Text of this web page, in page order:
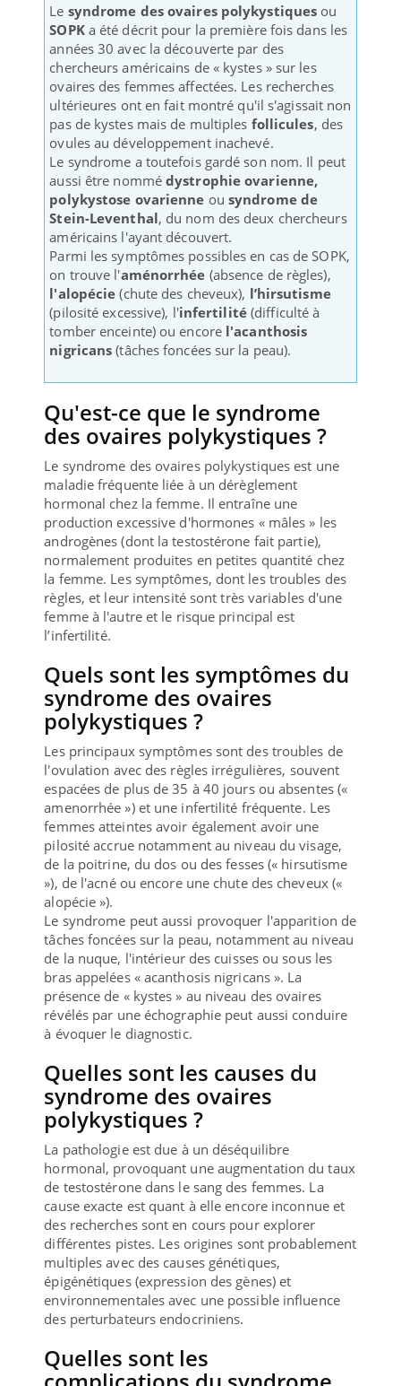
Le syndrome des ovaires polykystiques ou
SOPKa été décrit pour la première fois dans les
années 30 avec la découverte par des
chercheurs américains de « kystes » sur les
ovaires des femmes affectées. Les recherches
ultérieures ont en fait montré qu'il s'agissait non
pas de kystes mais de multiples follicules, des
ovules au développement inachevé.
Le syndrome a toutefois gardé son nom. Il peut
aussi être nommédystrophie ovarienne,
polykystose ovarienne ou syndrome de
Stein-Leventhal, du nom des deux chercheurs
américains l'ayant découvert.
Parmi les symptômes possibles en cas de SOPK,
on trouve l'aménorrhée (absence de règles),
l'alopécie (chute des cheveux), l’hirsutisme
(pilosité excessive), l'infertilité(difficulté à
tomber enceinte) ou encore l'acanthosis
nigricans (tâches foncées sur la peau).
Qu'est-ce que le syndrome
des ovaires polykystiques ?
Le syndrome des ovaires polykystiques est une
maladie fréquente liée à un dérèglement
hormonal chez la femme. Il entraîne une
production excessive d'hormones « mâles » les
androgènes (dont la testostérone fait partie),
normalement produites en petites quantité chez
la femme. Les symptômes, dont les troubles des
règles, et leur intensité sont très variables d'une
femme à l'autre et le risque principal est
l’infertilité.
Quels sont les symptômes du
syndrome des ovaires
polykystiques ?
Les principaux symptômes sont des troubles de
l'ovulation avec des règles irrégulières, souvent
espacées de plus de 35 à 40 jours ou absentes («
amenorrhée ») et une infertilité fréquente. Les
femmes atteintes avoir également avoir une
pilosité accrue notamment au niveau du visage,
de la poitrine, du dos ou des fesses (« hirsutisme
»), de l'acné ou encore une chute des cheveux («
alopécie »).
Le syndrome peut aussi provoquer l'apparition de
tâches foncées sur la peau, notamment au niveau
de la nuque, l'intérieur des cuisses ou sous les
bras appelées « acanthosis nigricans ». La
présence de « kystes » au niveau des ovaires
révélés par une échographie peut aussi conduire
à évoquer le diagnostic.
Quelles sont les causes du
syndrome des ovaires
polykystiques ?
La pathologie est due à un déséquilibre
hormonal, provoquant une augmentation du taux
de testostérone dans le sang des femmes. La
cause exacte est quant à elle encore inconnue et
des recherches sont en cours pour explorer
différentes pistes. Les origines sont probablement
multiples avec des causes génétiques,
épigénétiques (expression des gènes) et
environnementales avec une possible influence
des perturbateurs endocriniens.
Quelles sont les